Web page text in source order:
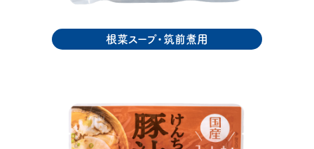
根菜スープ・筑前煮用